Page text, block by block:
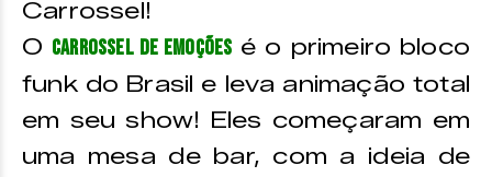
Carrossel!
O Carrossel de Emoções é o primeiro bloco
funk do Brasil e leva animação total
em seu show! Eles começaram em
uma mesa de bar, com a ideia de